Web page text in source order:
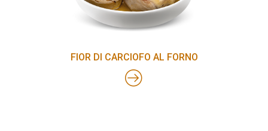
FIOR DI CARCIOFO AL FORNO